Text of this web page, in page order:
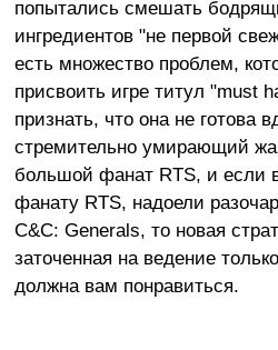
попытались смешать
ингредиентов "не первой
есть множество проблем,
присвоить игре титул "must
признать, что она не готова
стремительно умирающий
большой фанат RTS, и если
фанату RTS, надоели
C&C: Generals, то новая
заточенная на ведение
должна вам понравиться.